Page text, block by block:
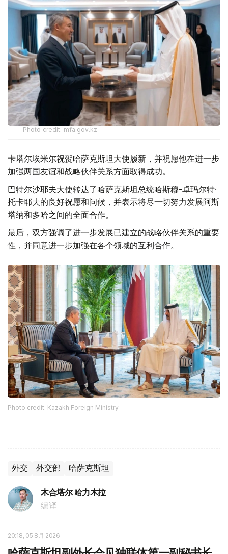
Photo credit: mfa.gov.kz
卡塔尔埃米尔祝贺哈萨克斯坦大使履新，并祝愿他在进一步
加强两国友谊和战略伙伴关系方面取得成功。
巴特尔沙耶夫大使转达了哈萨克斯坦总统哈斯穆-卓玛尔特·
托卡耶夫的良好祝愿和问候，并表示将尽一切努力发展阿斯
塔纳和多哈之间的全面合作。
最后，双方强调了进一步发展已建立的战略伙伴关系的重要
性，并同意进一步加强在各个领域的互利合作。
Photo credit: Kazakh Foreign Ministry
外交 外交部 哈萨克斯坦
木合塔尔 哈力木拉
编译
20:18, 05 8月 2026